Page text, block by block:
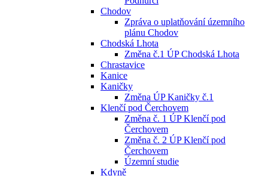
Chodov
Zpráva o uplatňování územního
plánu Chodov
Chodská Lhota
Změna č.1 ÚP Chodská Lhota
Chrastavice
Kanice
Kaničky
Změna ÚP Kaničky č.1
Klenčí pod Čerchovem
Změna č. 1 ÚP Klenčí pod
Čerchovem
Změna č. 2 ÚP Klenčí pod
Čerchovem
Územní studie
Kdyně